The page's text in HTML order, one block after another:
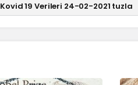
Kovid 19 Verileri 24-02-2021 tuzla